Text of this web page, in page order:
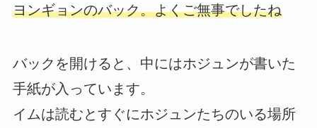
ヨンギョンのバック。よくご無事でしたね
バックを開けると、中にはホジュンが書いた
手紙が入っています。
イムは読むとすぐにホジュンたちのいる場所